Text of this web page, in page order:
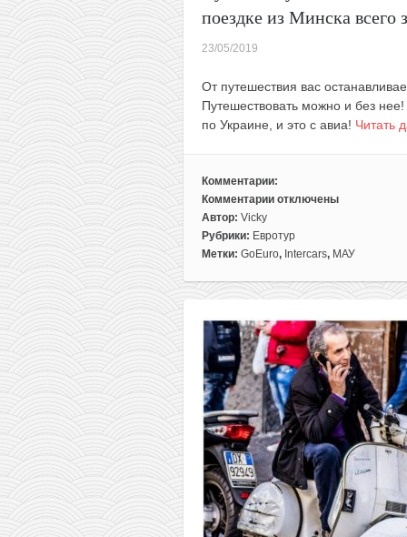
поездке из Минска всего
23/05/2019
От путешествия вас
Путешествовать можно и без
по Украине, и это с авиа! Читать
Комментарии:
Комментарии
к
записи
Путешествуем
с
авиа:
Киев,
Львов
и
Закарпатье
в
одной
поездке
из
Минска
всего
отключены
Автор: Vicky
Рубрики: Евротур
Метки: GoEuro, Intercars, МАУ